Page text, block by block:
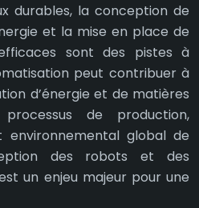
durables, la conception de
et la mise en place de
sont des pistes à
peut contribuer à
d’énergie et de matières
de production,
environnemental global de
des robots et des
un enjeu majeur pour une